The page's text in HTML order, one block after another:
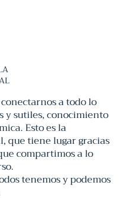
a todo lo
y sutiles, conocimiento
Esto es la
que tiene lugar gracias
compartimos a lo
tenemos y podemos